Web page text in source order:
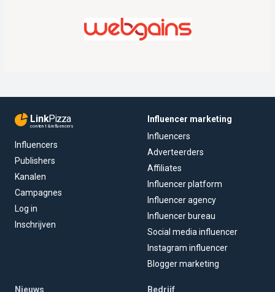
LinkPizza
content & influencers
Influencers
Publishers
Kanalen
Campagnes
Log in
Inschrijven
Influencer marketing
Influencers
Adverteerders
Affiliates
Influencer platform
Influencer agency
Influencer bureau
Social media influencer
Instagram influencer
Blogger marketing
Nieuws Bedrijf